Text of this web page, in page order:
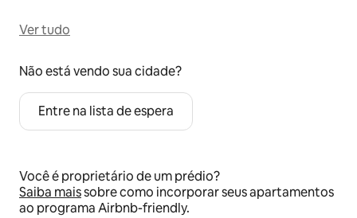
Ver tudo
Não está vendo sua cidade?
Entre na lista de espera
Você é proprietário de um prédio?
Saiba maissobre como incorporar seus apartamentos
ao programa Airbnb-friendly.